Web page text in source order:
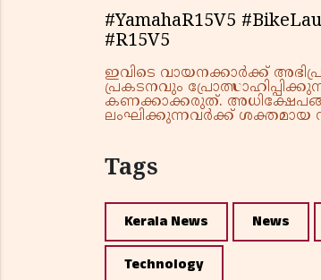
#YamahaR15V5
#R15V5
ഇവിടെ വായനക്കാർക്ക്
പ്രകടനവും
കണക്കാക്കരുത്.
ലംഘിക്കുന്നവർക്ക് ശക്തമായ
Tags
Kerala News News
Technology